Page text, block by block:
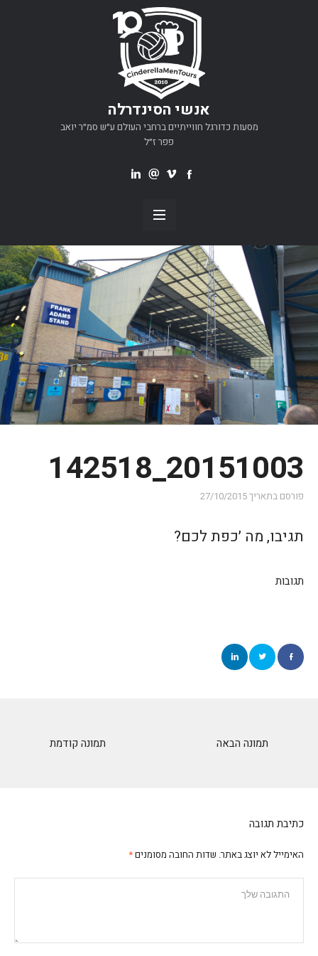
אנשי הסינדרלה
מסעות כדורגל חווייתיים ברחבי העולם ע״ש סמ״ר יואב
פפר ז״ל
20151003_142518
פורסם בתאריך27/10/2015
תגיבו, מה ׳כפת לכם?
תגובות
תמונה קודמת תמונה הבאה
כתיבת תגובה
האימייל לא יוצג באתר. שדות החובה מסומנים*